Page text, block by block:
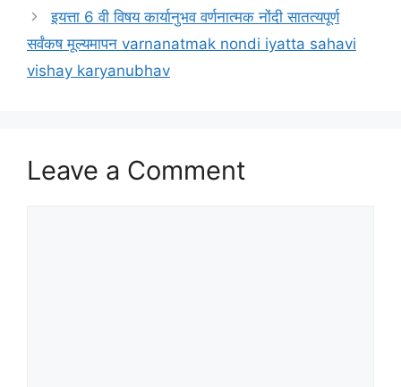
इयत्ता 6 वी विषय कार्यानुभव वर्णनात्मक नोंदी सातत्यपूर्ण
सर्वंकष मूल्यमापन varnanatmak nondi iyatta sahavi
vishay karyanubhav
Leave a Comment